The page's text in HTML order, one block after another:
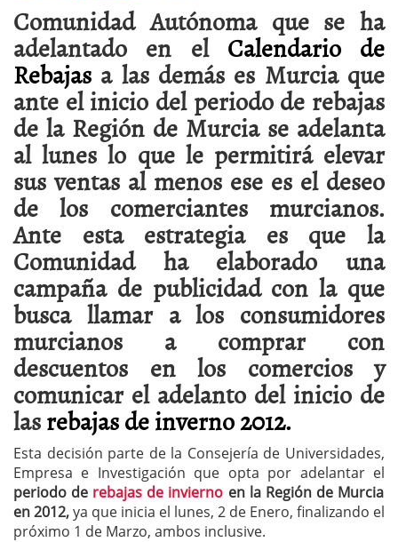
Comunidad Autónoma que se ha
adelantado en el Calendario de
Rebajas a las demás es Murcia que
ante el inicio del periodo de rebajas
de la Región de Murcia se adelanta
al lunes lo que le permitirá elevar
sus ventas al menos ese es el deseo
de los comerciantes murcianos.
Ante esta estrategia es que la
Comunidad ha elaborado una
campaña de publicidad con la que
busca llamar a los consumidores
murcianos a comprar con
descuentos en los comercios y
comunicar el adelanto del inicio de
lasrebajas de inverno 2012.
Esta decisión parte de la Consejería de Universidades,
Empresa e Investigación que opta por adelantar el
periodo de rebajas de invierno en la Región de Murcia
en 2012,ya que inicia el lunes, 2 de Enero, finalizando el
próximo 1 de Marzo, ambos inclusive.